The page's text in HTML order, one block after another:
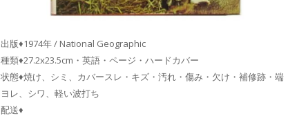
出版♦1974年 / National Geographic
種類♦27.2x23.5cm・英語・ページ・ハードカバー
状態♦焼け、シミ、カバースレ・キズ・汚れ・傷み・欠け・補修跡・端
ヨレ、シワ、軽い波打ち
配送♦